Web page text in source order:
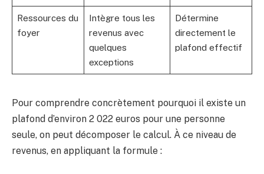
Ressources du
foyer
Intègre tous les
revenus avec
quelques
exceptions
Détermine
directement le
plafond effectif
Pour comprendre concrètement pourquoi il existe un
plafond d’environ 2 022 euros pour une personne
seule, on peut décomposer le calcul. À ce niveau de
revenus, en appliquant la formule :